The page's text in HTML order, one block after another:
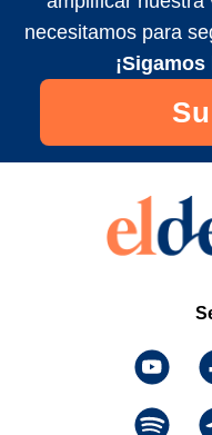
necesitamos para